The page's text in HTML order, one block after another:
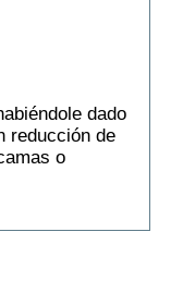
dado
reducción de
o